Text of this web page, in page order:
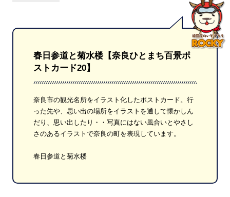
春日参道と菊水楼【奈良ひとまち百景ポ
ストカード20】
奈良市の観光名所をイラスト化したポストカード。行
った先や、思い出の場所をイラストを通して懐かしん
だり、思い出したり・・写真にはない風合いとやさし
さのあるイラストで奈良の町を表現しています。
春日参道と菊水楼